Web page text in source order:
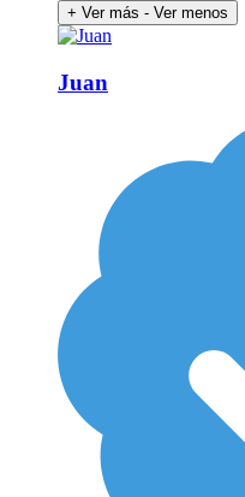
+ Ver más - Ver menos
Juan